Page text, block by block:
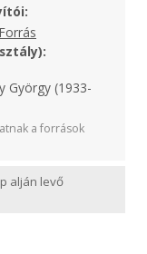
Forrás
György (1933-
a források
alján levő